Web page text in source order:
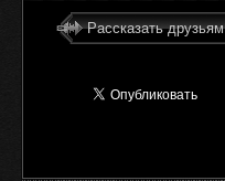
Рассказать друзьям